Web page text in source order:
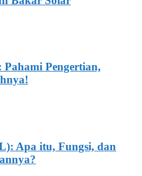
Pengertian,
Apa itu, Fungsi, dan